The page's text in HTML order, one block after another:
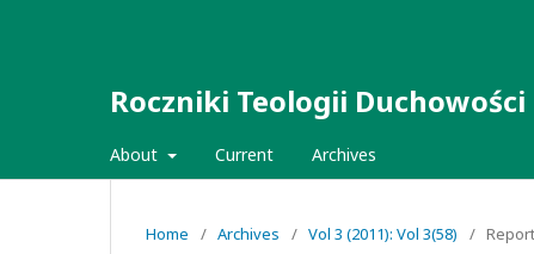
Roczniki Teologii Duchowości
About Current Archives
Home / Archives / Vol 3 (2011): Vol 3(58) /